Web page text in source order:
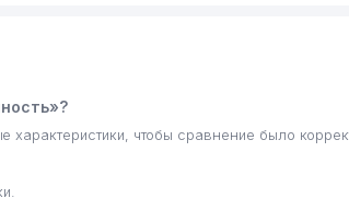
характеристики, чтобы сравнение было